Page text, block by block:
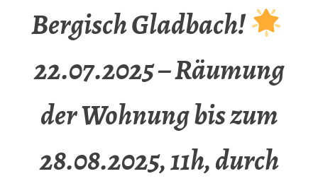
Bergisch Gladbach!
22.07.2025 – Räumung
der Wohnung bis zum
28.08.2025, 11h, durch